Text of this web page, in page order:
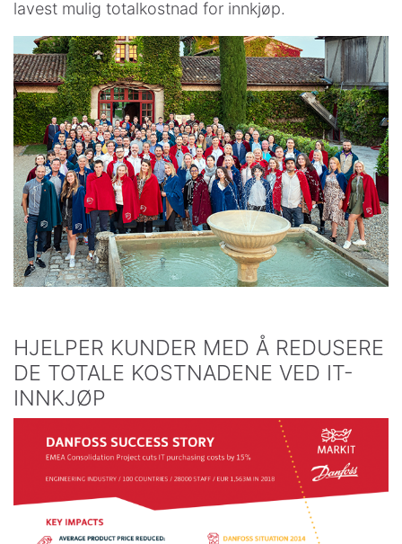
lavest mulig totalkostnad for innkjøp.
HJELPER KUNDER MED Å REDUSERE
DE TOTALE KOSTNADENE VED IT-
INNKJØP